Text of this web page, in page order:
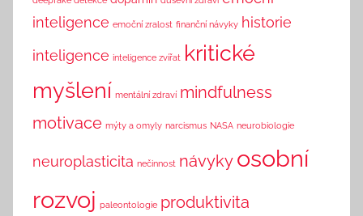
inteligence emoční zralost finanční návyky historie
inteligence inteligence zvířat kritické
myšlení mentální zdraví mindfulness
motivace mýty a omyly narcismus NASA neurobiologie
neuroplasticita nečinnost návyky osobní
rozvoj paleontologie produktivita